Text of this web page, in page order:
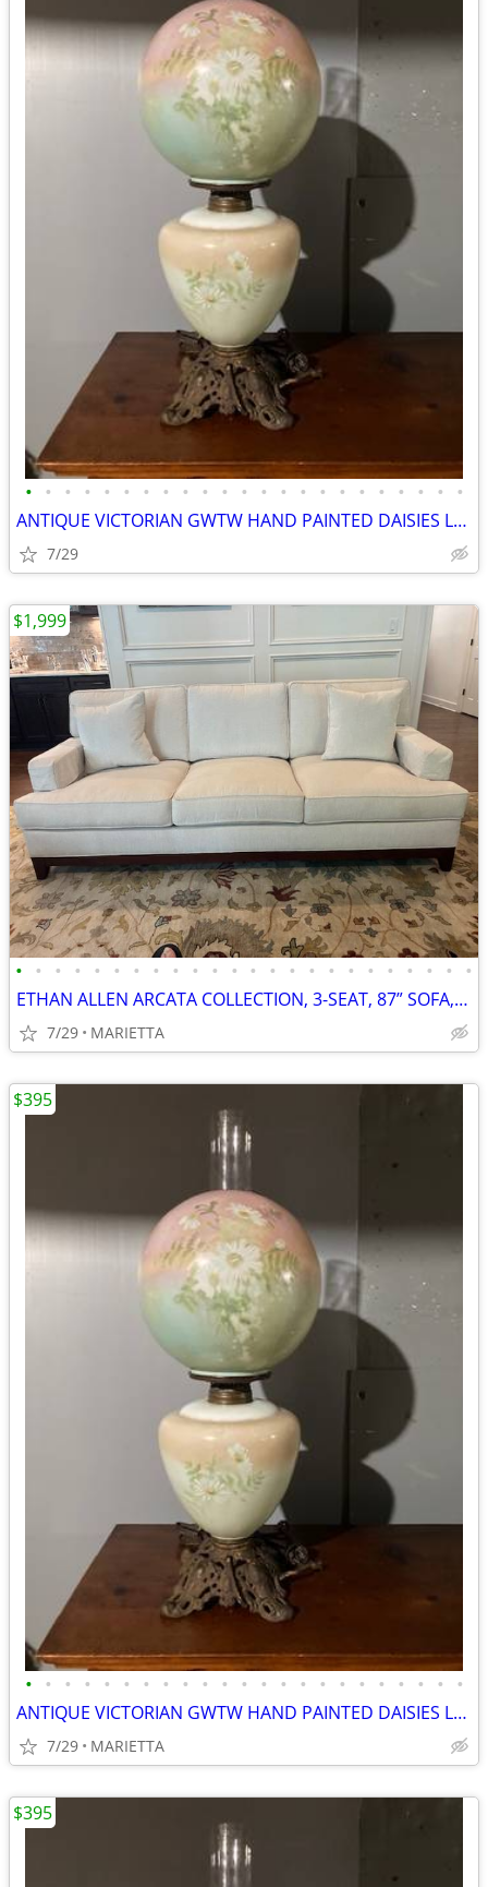
• • • • • • • • • • • • • • • • • • • • • • •
ANTIQUE VICTORIAN GWTW HAND PAINTED DAISIES LAMP, 9” GLOBE ORIG FAMILY
7/29
• • • • • • • • • • • • • • • • • • • • • • • •
ETHAN ALLEN ARCATA COLLECTION, 3-SEAT, 87” SOFA, DESI PEARL, EX COND.
7/29 MARIETTA
$1,999
• • • • • • • • • • • • • • • • • • • • • • •
ANTIQUE VICTORIAN GWTW HAND PAINTED DAISIES LAMP, 9” GLOBE ORIG FAMILY
7/29 MARIETTA
$395
$395